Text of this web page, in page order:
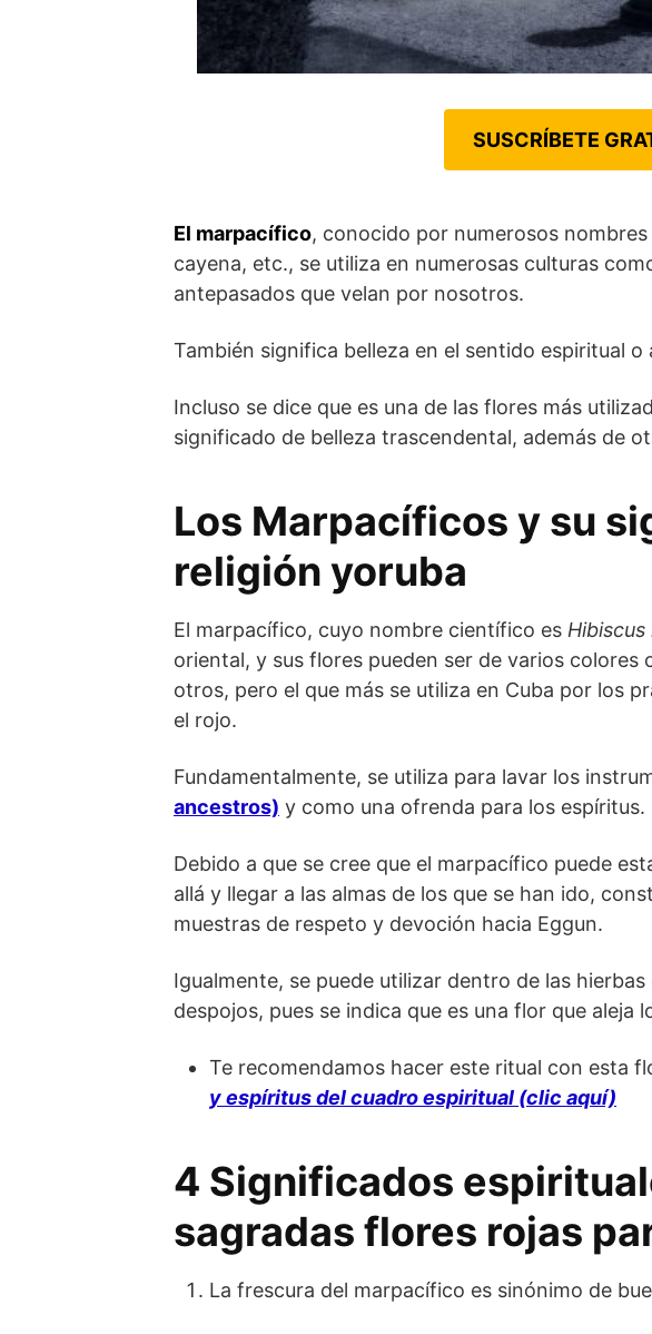
SUSCRÍBETE
El marpacífico, conocido por numerosos
cayena, etc., se utiliza en numerosas culturas
antepasados que velan por nosotros.
También significa belleza en el sentido espiritual o
Incluso se dice que es una de las flores más
significado de belleza trascendental, además de
Los Marpacíficos y su
religión yoruba
El marpacífico, cuyo nombre científico es
oriental, y sus flores pueden ser de varios colores
otros, pero el que más se utiliza en Cuba por los
el rojo.
Fundamentalmente, se utiliza para lavar los
ancestros) y como una ofrenda para los espíritus.
Debido a que se cree que el marpacífico puede
allá y llegar a las almas de los que se han ido,
muestras de respeto y devoción hacia Eggun.
Igualmente, se puede utilizar dentro de las
despojos, pues se indica que es una flor que aleja
Te recomendamos hacer este ritual con esta
y espíritus del cuadro espiritual (clic aquí)
4 Significados
sagradas flores rojas
La frescura del marpacífico es sinónimo de